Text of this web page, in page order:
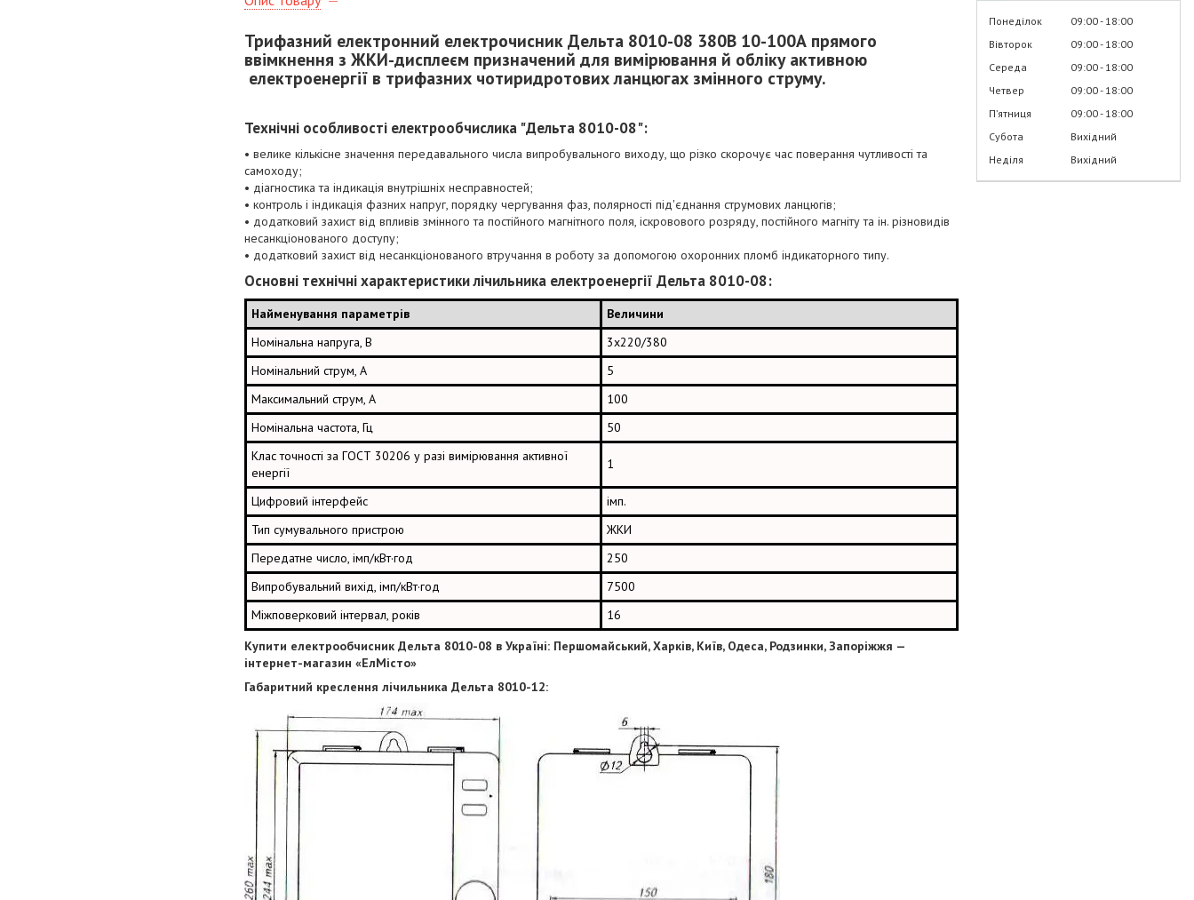
Трифазний електронний електрочисник Дельта 8010-08 380В 10-100А прямого
ввімкнення з ЖКИ-дисплеєм призначений для вимірювання й обліку активною
електроенергії в трифазних чотиридротових ланцюгах змінного струму.
Технічні особливості електрообчислика "Дельта 8010-08":
• велике кількісне значення передавального числа випробувального виходу, що різко скорочує час поверання чутливості та
самоходу;
• діагностика та індикація внутрішніх несправностей;
• контроль і індикація фазних напруг, порядку чергування фаз, полярності під'єднання струмових ланцюгів;
• додатковий захист від впливів змінного та постійного магнітного поля, іскровового розряду, постійного магніту та ін. різновидів
несанкціонованого доступу;
• додатковий захист від несанкціонованого втручання в роботу за допомогою охоронних пломб індикаторного типу.
Основні технічні характеристики лічильника електроенергії Дельта 8010-08:
Найменування параметрів
Величини
Номінальна напруга, В
3х220/380
Номінальний струм, А
5
Максимальний струм, А
100
Номінальна частота, Гц
50
Клас точності за ГОСТ 30206 у разі вимірювання активної
енергії
1
Цифровий інтерфейс
імп.
Тип сумувального пристрою
ЖКИ
Передатне число, імп/кВт·год
250
Випробувальний вихід, імп/кВт·год
7500
Міжповерковий інтервал, років
16
Купити електрообчисник Дельта 8010-08 в Україні: Першомайський, Харків, Київ, Одеса, Родзинки, Запоріжжя —
інтернет-магазин «ЕлМісто»
Габаритний креслення лічильника Дельта 8010-12:
Понеділок 09:00 18:00
Вівторок
09:00 18:00
Середа
09:00 18:00
Четвер
09:00 18:00
Пʼятниця
09:00 18:00
Субота
Вихідний
Неділя
Вихідний